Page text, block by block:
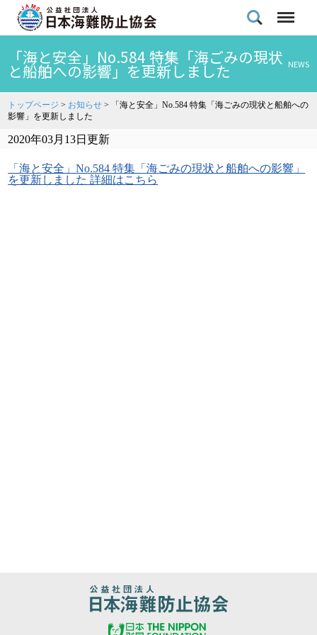
「海と安全」No.584 特集「海ごみの現状
と船舶への影響」を更新しました NEWS
トップページ > お知らせ >
「海と安全」No.584 特集「海ごみの現状と船舶への
影響」を更新しました
2020年03月13日更新
「海と安全」No.584 特集「海ごみの現状と船舶への影響」
を更新しました 詳細はこちら